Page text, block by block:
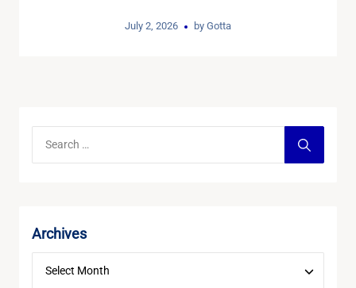
July 2, 2026 by Gotta
Archives